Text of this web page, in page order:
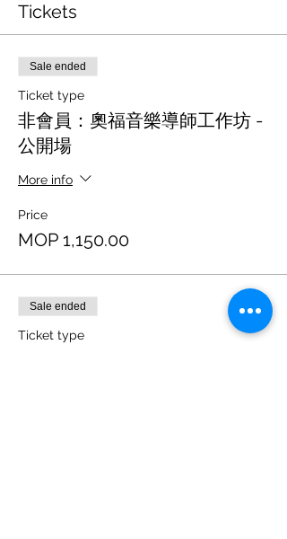
Tickets
Sale ended
Ticket type
非會員：奧福音樂導師工作坊 -
公開場
More info
Price
MOP 1,150.00
Sale ended
Ticket type